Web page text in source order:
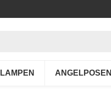
ANGELPOSEN